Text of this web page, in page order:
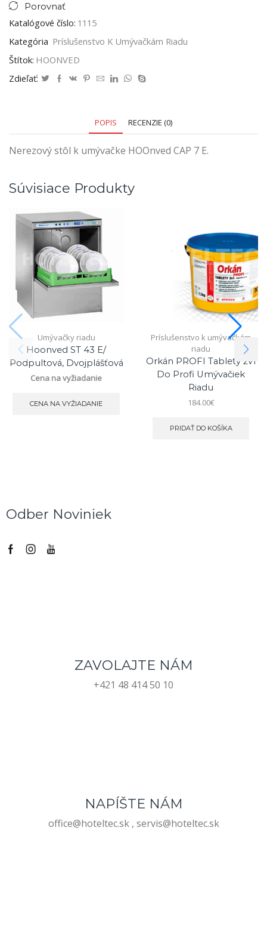
Porovnať
Katalógové číslo: 1115
Kategória Príslušenstvo K Umývačkám Riadu
Štítok: HOONVED
Zdieľať:
POPIS RECENZIE (0)
Nerezový stôl k umývačke HOOnved CAP 7 E.
Súvisiace Produkty
Umývačky riadu
Hoonved ST 43 E/
Podpultová, Dvojplášťová
Cena na vyžiadanie
CENA NA VYŽIADANIE
Príslušenstvo k umývačkám
riadu
Orkán PROFI Tablety 2v1
Do Profi Umývačiek
Riadu
184.00€
PRIDAŤ DO KOŠÍKA
Odber Noviniek
ZAVOLAJTE NÁM
+421 48 414 50 10
NAPÍŠTE NÁM
office@hoteltec.sk , servis@hoteltec.sk